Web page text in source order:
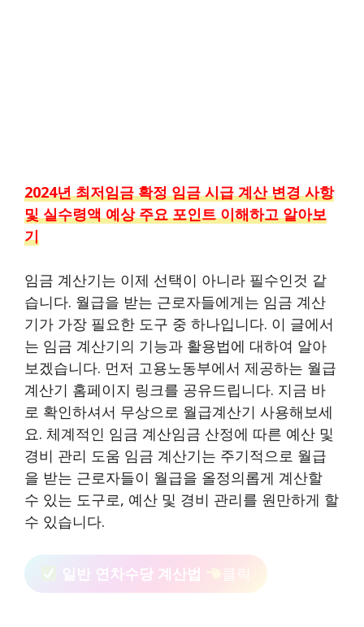
2024년 최저임금 확정 임금 시급 계산 변경 사항
및 실수령액 예상 주요 포인트 이해하고 알아보
기
임금 계산기는 이제 선택이 아니라 필수인것 같
습니다. 월급을 받는 근로자들에게는 임금 계산
기가 가장 필요한 도구 중 하나입니다. 이 글에서
는 임금 계산기의 기능과 활용법에 대하여 알아
보겠습니다. 먼저 고용노동부에서 제공하는 월급
계산기 홈페이지 링크를 공유드립니다. 지금 바
로 확인하셔서 무상으로 월급계산기 사용해보세
요. 체계적인 임금 계산임금 산정에 따른 예산 및
경비 관리 도움 임금 계산기는 주기적으로 월급
을 받는 근로자들이 월급을 올정의롭게 계산할
수 있는 도구로, 예산 및 경비 관리를 원만하게 할
수 있습니다.
일반 연차수당 계산법 클릭